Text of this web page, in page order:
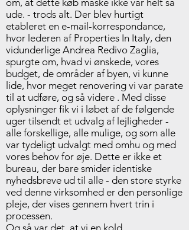
om, at dette køb måske ikke var helt så
ude. - trods alt. Der blev hurtigt
etableret en e-mail-korrespondance,
hvor lederen af Properties In Italy, den
vidunderlige Andrea Redivo Zaglia,
spurgte om, hvad vi ønskede, vores
budget, de områder af byen, vi kunne
lide, hvor meget renovering vi var parate
til at udføre, og så videre . Med disse
oplysninger fik vi i løbet af de følgende
uger tilsendt et udvalg af lejligheder -
alle forskellige, alle mulige, og som alle
var tydeligt udvalgt med omhu og med
vores behov for øje. Dette er ikke et
bureau, der bare smider identiske
nyhedsbreve ud til alle - den store styrke
ved denne virksomhed er den personlige
pleje, der vises gennem hvert trin i
processen.
Og så var det, at vi en kold